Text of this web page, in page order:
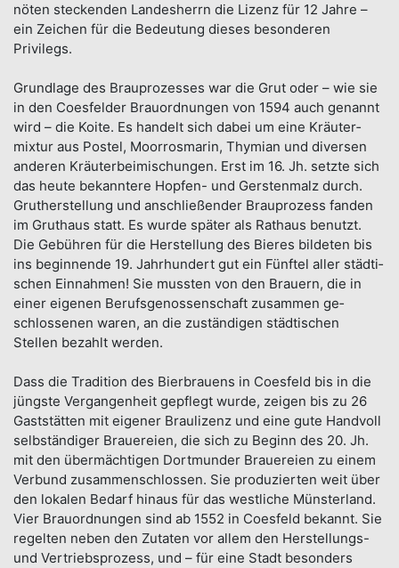
nöten steckenden Landes­herrn die Lizenz für 12 Jahre –
ein Zeichen für die Be­deutung dieses be­sonderen
Privilegs.
Grundlage des Brau­prozesses war die Grut oder – wie sie
in den Coes­felder Brau­ordnungen von 1594 auch genannt
wird – die Koite. Es handelt sich dabei um eine Kräuter­
mixtur aus Postel, Moorrosmarin, Thymian und diversen
anderen Kräuter­bei­mischungen. Erst im 16. Jh. setzte sich
das heute be­kanntere Hopfen- und Gersten­malz durch.
Grut­her­stellung und an­schlie­ßender Brau­prozess fanden
im Grut­haus statt. Es wurde später als Rat­haus benutzt.
Die Gebüh­ren für die Her­stellung des Bieres bildeten bis
ins beginnende 19. Jahr­hundert gut ein Fünftel aller städti­
schen Ein­nahmen! Sie mussten von den Brauern, die in
einer ei­genen Berufs­genossen­schaft zu­sammen ge­
schlossenen waren, an die zu­ständigen städtischen
Stellen bezahlt werden.
Dass die Tradition des Bier­brauens in Coesfeld bis in die
jüngste Vergangen­heit gepflegt wurde, zeigen bis zu 26
Gast­stätten mit eigener Brau­lizenz und eine gute Hand­voll
selbständiger Braue­reien, die sich zu Beginn des 20. Jh.
mit den über­mächtigen Dortmunder Braue­reien zu einem
Ver­bund zusammen­schlossen. Sie produ­zierten weit über
den loka­len Bedarf hinaus für das westliche Münster­land.
Vier Brau­ordnungen sind ab 1552 in Coesfeld bekannt. Sie
regelten neben den Zutaten vor allem den Herstellungs-
und Vertriebs­prozess, und – für eine Stadt besonders